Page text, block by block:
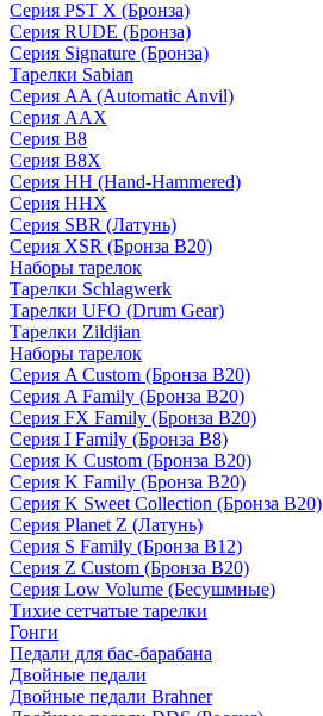
Серия PST X (Бронза)
Серия RUDE (Бронза)
Серия Signature (Бронза)
Тарелки Sabian
Серия AA (Automatic Anvil)
Серия AAX
Серия B8
Серия B8X
Серия HH (Hand-Hammered)
Серия HHX
Серия SBR (Латунь)
Серия XSR (Бронза B20)
Наборы тарелок
Тарелки Schlagwerk
Тарелки UFO (Drum Gear)
Тарелки Zildjian
Наборы тарелок
Серия A Custom (Бронза B20)
Серия A Family (Бронза B20)
Серия FX Family (Бронза B20)
Серия I Family (Бронза B8)
Серия K Custom (Бронза B20)
Серия K Family (Бронза B20)
Серия K Sweet Collection (Бронза B20)
Серия Planet Z (Латунь)
Серия S Family (Бронза B12)
Серия Z Custom (Бронза B20)
Серия Low Volume (Бесушмные)
Тихие сетчатые тарелки
Гонги
Педали для бас-барабана
Двойные педали
Двойные педали Brahner